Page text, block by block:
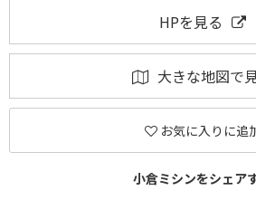
HPを見る
大きな地図で
お気に入りに追
小倉ミシンをシェア